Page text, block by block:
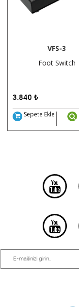
VFS-3
Foot Switch
3.840 ₺
Sepete Ekle